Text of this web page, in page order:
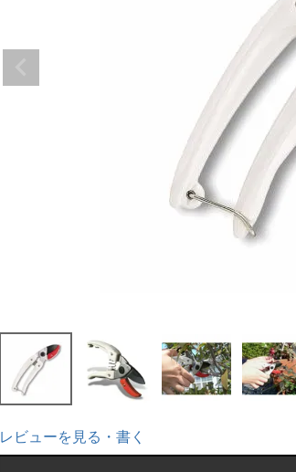
レビューを見る・書く